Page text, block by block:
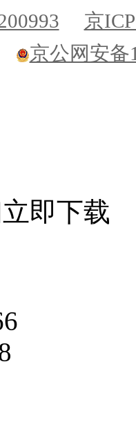
京
京公网安备
即下载